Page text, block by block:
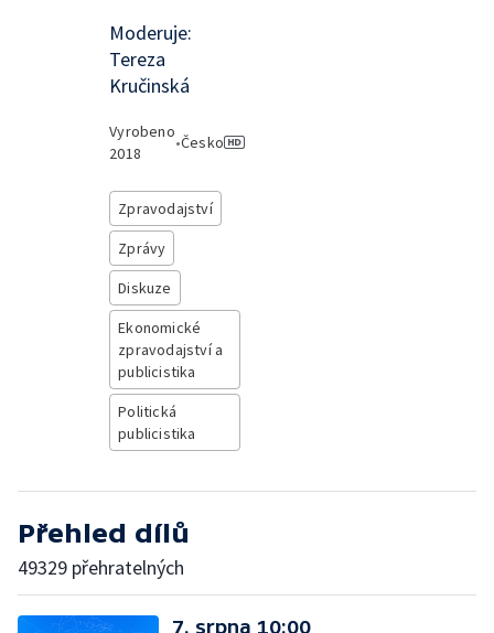
Moderuje:
Tereza
Kručinská
Vyrobeno
2018
•Česko
Zpravodajství
Zprávy
Diskuze
Ekonomické
zpravodajství a
publicistika
Politická
publicistika
Přehled dílů
49329 přehratelných
7. srpna 10:00